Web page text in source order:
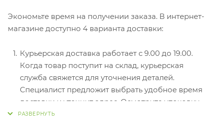
перенаправит вас на сервер системы ASSIST.
Здесь нужно ввести номер карты, срок действия
Электронные системы при онлайн-заказе:
PayPal, WebMoney и Яндекс.Деньги. Для
совершения покупки система перенаправит вас
на страницу платежного сервиса. Здесь
необходимо заполнить форму по инструкции.
Экономьте время на получении заказа. В интернет-
магазине доступно 4 варианта доставки:
Курьерская доставка работает с 9.00 до 19.00.
Когда товар поступит на склад, курьерская
служба свяжется для уточнения деталей.
Специалист предложит выбрать удобное время
доставки и уточнит адрес. Осмотрите упаковку
на целостность и соответствие указанной